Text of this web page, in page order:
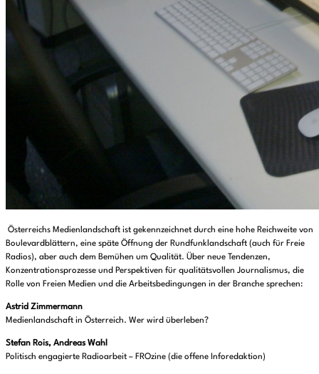
Österreichs Medienlandschaft ist gekennzeichnet durch eine hohe Reichweite von
Boulevardblättern, eine späte Öffnung der Rundfunklandschaft (auch für Freie
Radios), aber auch dem Bemühen um Qualität. Über neue Tendenzen,
Konzentrationsprozesse und Perspektiven für qualitätsvollen Journalismus, die
Rolle von Freien Medien und die Arbeitsbedingungen in der Branche sprechen:
Astrid Zimmermann
Medienlandschaft in Österreich. Wer wird überleben?
Stefan Rois, Andreas Wahl
Politisch engagierte Radioarbeit – FROzine (die offene Inforedaktion)